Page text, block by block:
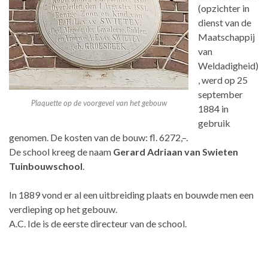
Plaquette op de voorgevel van het gebouw
(opzichter in
dienst van de
Maatschappij
van
Weldadigheid)
, werd op 25
september
1884 in
gebruik
genomen. De kosten van de bouw: fl. 6272,–.
De school kreeg de naam Gerard Adriaan van Swieten
Tuinbouwschool
In 1889 vond er al een uitbreiding plaats en bouwde men een
verdieping op het gebouw.
A.C. Ide is de eerste directeur van de school.